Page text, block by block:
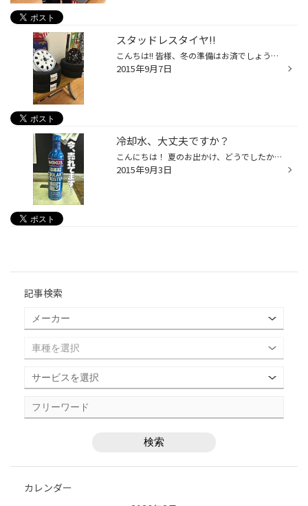
スタッドレスタイヤ!!
こんちは!! 皆様、冬の準備はお済でしょうか？？ 雪が降ってからでは間に合いません!! 今のうちにお見積り、ご予約をして頂き 予算の組み立てをお願いいたします^^ 八王子市民には必要不可欠ですので、お早目に… 是非一度、お値段だけでもお問い合わせください^^
2015年9月7日
冷却水、大丈夫ですか？
こんにちは！ 夏のお出かけ、どうでしたか？ お車のアフターメンテナンスをしっかりしてあげましょう!! 意外と見落としがちな「冷却水」の量、汚れ、大丈夫でしょうか… 当店、点検している中だと、ここの不良が意外と多いんです... 減り方によっては即修理が必要な事もありますが 経年での減り、汚...
2015年9月3日
記事検索
カレンダー